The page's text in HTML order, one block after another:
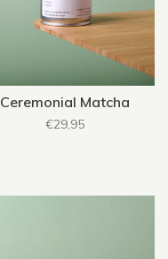
Ceremonial Matcha
€29,95